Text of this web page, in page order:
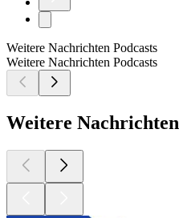
Weitere Nachrichten Podcasts
Weitere Nachrichten Podcasts
Weitere